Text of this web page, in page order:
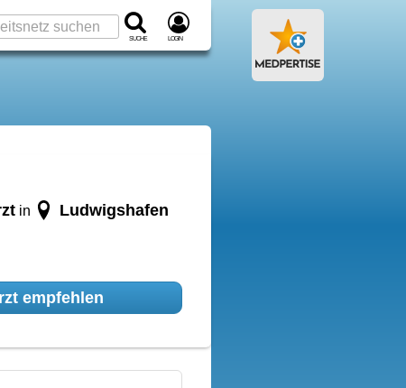
Suche Login
in Ludwigshafen
empfehlen